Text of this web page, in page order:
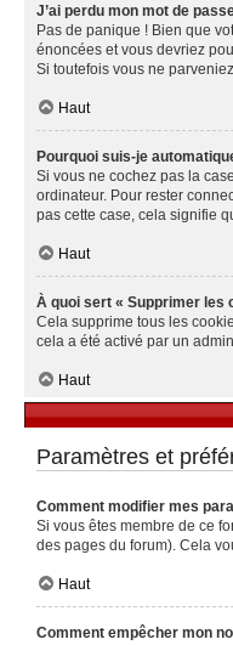
J’ai perdu mon mot de
Pas de panique ! Bien que
énoncées et vous devriez
Si toutefois vous ne
Haut
Pourquoi suis-je
Si vous ne cochez pas la case
ordinateur. Pour rester
pas cette case, cela signifie
Haut
À quoi sert « Supprimer les
Cela supprime tous les
cela a été activé par un
Haut
Paramètres et
Comment modifier mes
Si vous êtes membre de ce
des pages du forum). Cela
Haut
Comment empêcher mon